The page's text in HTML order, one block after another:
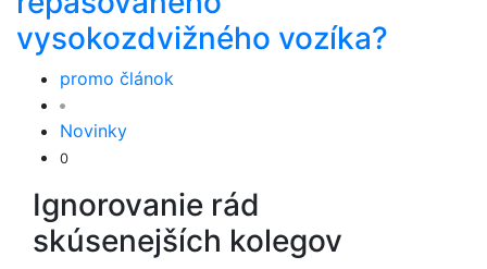
vysokozdvižného vozíka?
promo článok
Novinky
0
Ignorovanie rád
skúsenejších kolegov